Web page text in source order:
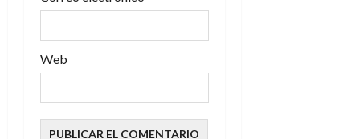
Web